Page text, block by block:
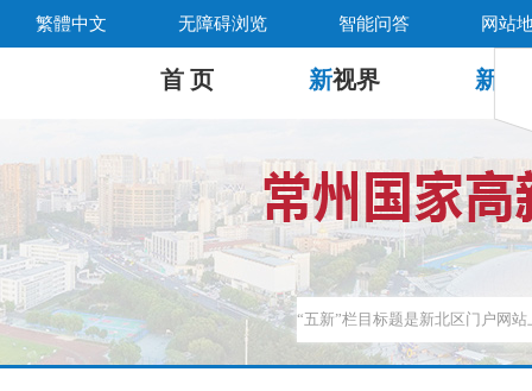
繁體中文 无障碍浏览 智能问答 网站
首 页 新视界 新